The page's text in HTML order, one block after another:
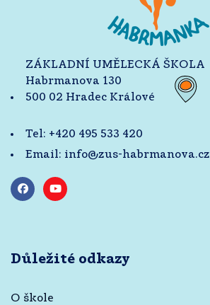
ZÁKLADNÍ UMĚLECKÁ ŠKOLA
Habrmanova 130
500 02 Hradec Králové
Tel: +420 495 533 420
Email: info@zus-habrmanova.cz
Důležité odkazy
O škole